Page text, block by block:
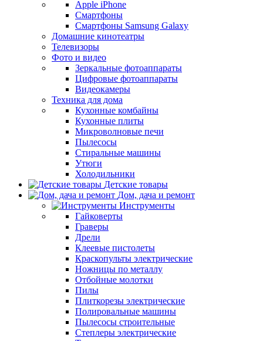
Apple iPhone
Смартфоны
Смартфоны Samsung Galaxy
Домашние кинотеатры
Телевизоры
Фото и видео
Зеркальные фотоаппараты
Цифровые фотоаппараты
Видеокамеры
Техника для дома
Кухонные комбайны
Кухонные плиты
Микроволновые печи
Пылесосы
Стиральные машины
Утюги
Холодильники
Детские товары
Дом, дача и ремонт
Инструменты
Гайковерты
Граверы
Дрели
Клеевые пистолеты
Краскопульты электрические
Ножницы по металлу
Отбойные молотки
Пилы
Плиткорезы электрические
Полировальные машины
Пылесосы строительные
Степлеры электрические